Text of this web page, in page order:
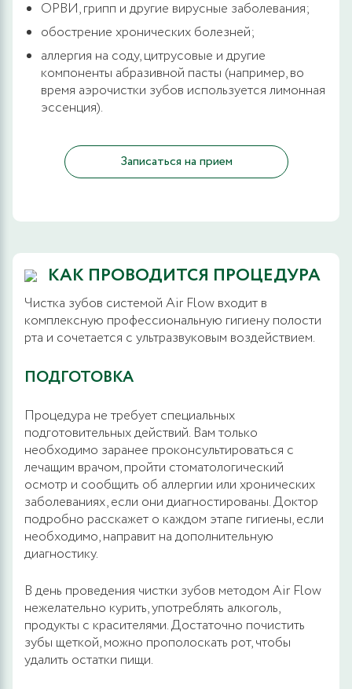
ОРВИ, грипп и другие вирусные заболевания;
обострение хронических болезней;
аллергия на соду, цитрусовые и другие
компоненты абразивной пасты (например, во
время аэрочистки зубов используется лимонная
эссенция).
Записаться на прием
КАК ПРОВОДИТСЯ ПРОЦЕДУРА
Чистка зубов системой Air Flow входит в
комплексную профессиональную гигиену полости
рта и сочетается с ультразвуковым воздействием.
ПОДГОТОВКА
Процедура не требует специальных
подготовительных действий. Вам только
необходимо заранее проконсультироваться с
лечащим врачом, пройти стоматологический
осмотр и сообщить об аллергии или хронических
заболеваниях, если они диагностированы. Доктор
подробно расскажет о каждом этапе гигиены, если
необходимо, направит на дополнительную
диагностику.
В день проведения чистки зубов методом Air Flow
нежелательно курить, употреблять алкоголь,
продукты с красителями. Достаточно почистить
зубы щеткой, можно прополоскать рот, чтобы
удалить остатки пищи.